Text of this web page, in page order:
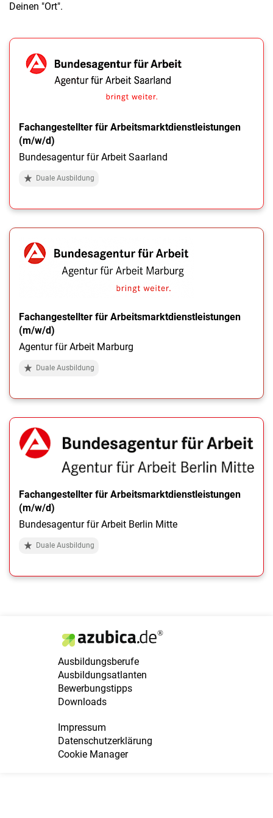
Deinen "Ort".
Fachangestellter für Arbeitsmarktdienstleistungen
(m/w/d)
Bundesagentur für Arbeit Saarland
Duale Ausbildung
Fachangestellter für Arbeitsmarktdienstleistungen
(m/w/d)
Agentur für Arbeit Marburg
Duale Ausbildung
Fachangestellter für Arbeitsmarktdienstleistungen
(m/w/d)
Bundesagentur für Arbeit Berlin Mitte
Duale Ausbildung
Ausbildungsberufe
Ausbildungsatlanten
Bewerbungstipps
Downloads
Impressum
Datenschutzerklärung
Cookie Manager